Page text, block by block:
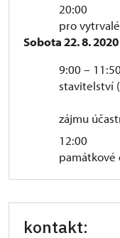
20:00
pro vytrvalé
Sobota 22. 8. 2020
9:00 –
stavitelství
Plasy)
zájmu
12:00
památkové
kontakt: